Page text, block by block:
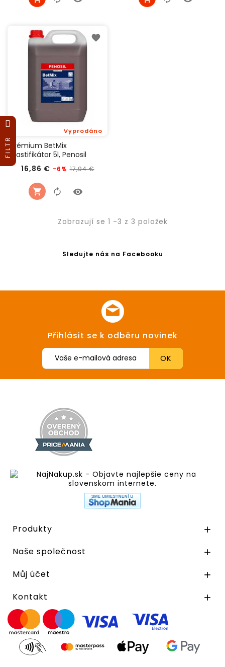
Prémium BetMix
plastifikátor 5l, Penosil
16,86 € Běžná
-6% 17,94 €
Vyprodáno
Cena
Zobrazují se 1 -3 z 3 položek
Sledujte nás na Facebooku
Přihlásit se k odběru novinek
Produkty 
Naše společnost 
Můj účet 
Kontakt 
FILTR